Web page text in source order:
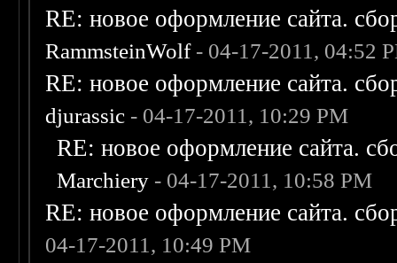
RE: новое оформление сайта.
RammsteinWolf- 04-17-2011, 04:52
RE: новое оформление сайта.
djurassic - 04-17-2011, 10:29 PM
RE: новое оформление сайта.
Marchiery - 04-17-2011, 10:58 PM
RE: новое оформление сайта.
04-17-2011, 10:49 PM